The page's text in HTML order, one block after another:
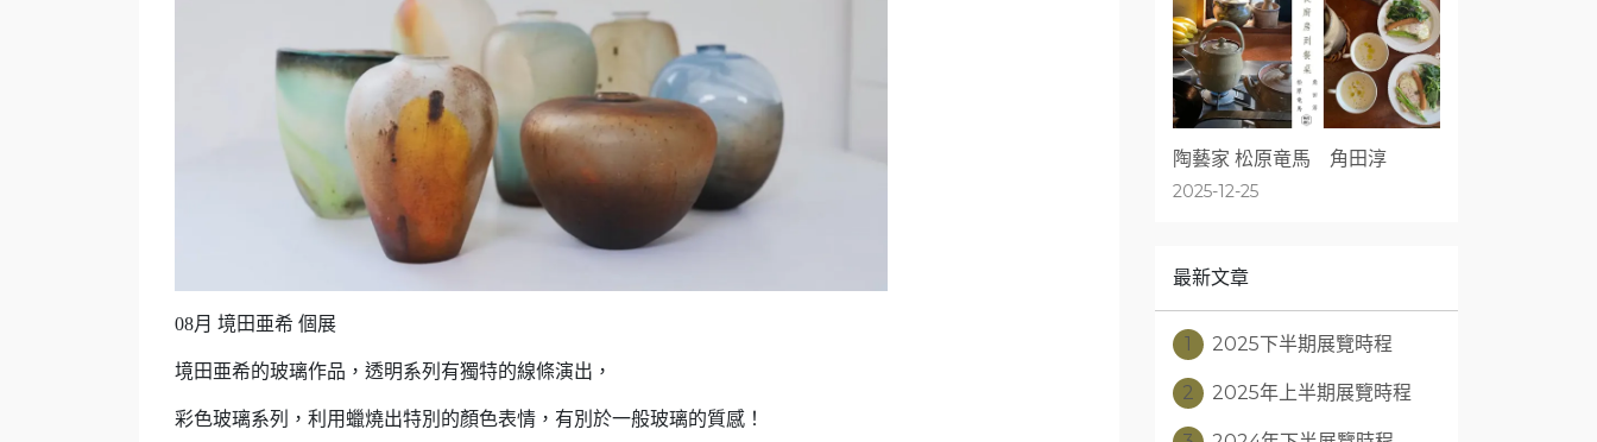
08月 境田亜希 個展
境田亜希的玻璃作品，透明系列有獨特的線條演出，
彩色玻璃系列，利用蠟燒出特別的顏色表情，有別於一般玻璃的質感！
陶藝家 松原竜馬 角田淳
2025-12-25
最新文章
1 2025下半期展覽時程
2 2025年上半期展覽時程